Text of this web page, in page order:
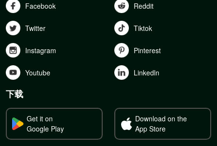
Facebook Reddit
Twitter Tiktok
Instagram Pinterest
Youtube Linkedln
下载
Get it on
Google Play
Download on the
App Store